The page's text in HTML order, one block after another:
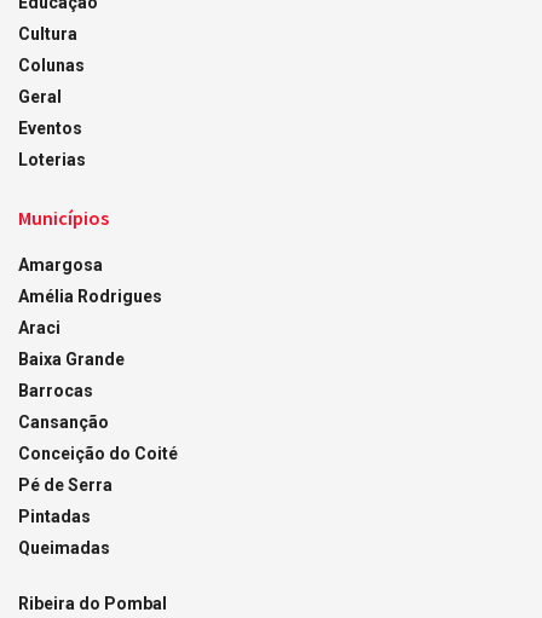
Cultura
Colunas
Geral
Eventos
Loterias
Municípios
Amargosa
Amélia Rodrigues
Araci
Baixa Grande
Barrocas
Cansanção
Conceição do Coité
Pé de Serra
Pintadas
Queimadas
Ribeira do Pombal